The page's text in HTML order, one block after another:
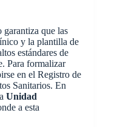
que las
y la plantilla de
estándares de
Para formalizar
en el Registro de
Sanitarios. En
Unidad
a esta